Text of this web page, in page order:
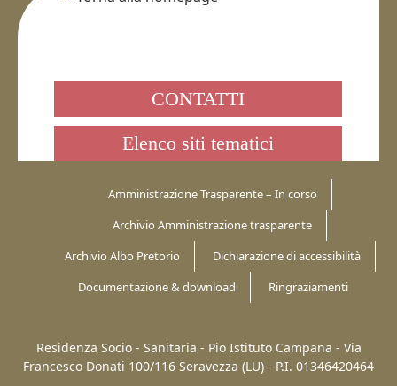
CONTATTI
Elenco siti tematici
Amministrazione Trasparente – In corso
Archivio Amministrazione trasparente
Archivio Albo Pretorio
Dichiarazione di accessibilità
Documentazione & download
Ringraziamenti
Residenza Socio - Sanitaria - Pio Istituto Campana - Via
Francesco Donati 100/116 Seravezza (LU) - P.I. 01346420464